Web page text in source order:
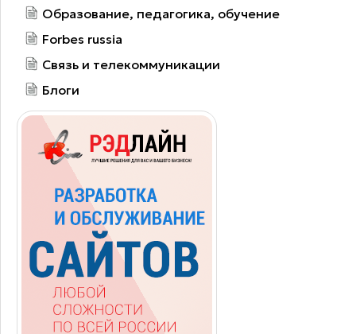
Образование, педагогика, обучение
Forbes russia
Связь и телекоммуникации
Блоги